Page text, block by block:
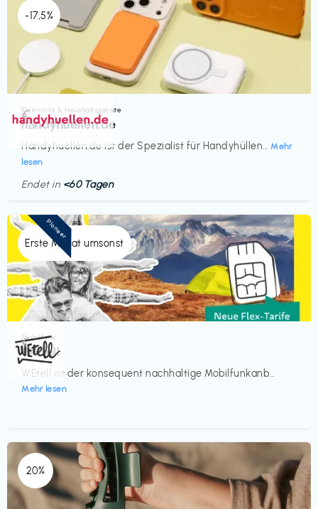
-17,5%
Elektronik & Haushaltsgeräte
handyhuellen.de
Handyhuellen.de ist der Spezialist für Handyhüllen... Mehr
lesen
€‎
Endet in <60 Tagen
Erste Monat umsonst
Mobilfunk
WEtell
WEtell ist der konsequent nachhaltige Mobilfunkanb...
Mehr lesen
€‎
Pioneer
20%